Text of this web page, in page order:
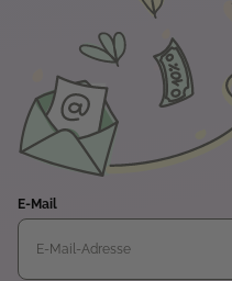
E-Mail